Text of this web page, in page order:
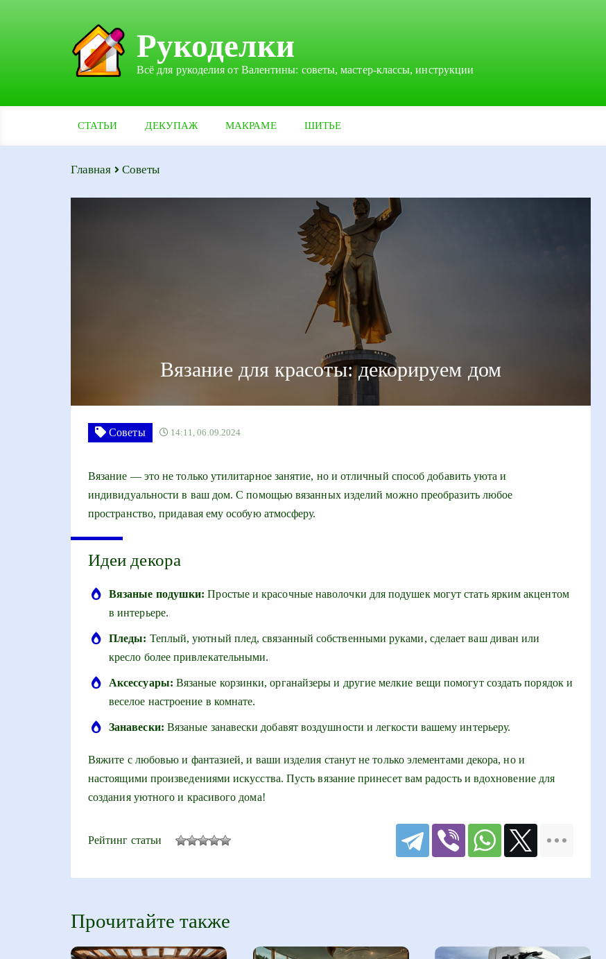
Рукоделки
Всё для рукоделия от Валентины: советы, мастер-классы, инструкции
СТАТЬИ ДЕКУПАЖ МАКРАМЕ ШИТЬЕ
Главная Советы
Вязание для красоты: декорируем дом
Советы 14:11, 06.09.2024
Вязание — это не только утилитарное занятие, но и отличный способ добавить уюта и
индивидуальности в ваш дом. С помощью вязанных изделий можно преобразить любое
пространство, придавая ему особую атмосферу.
Идеи декора
Вязаные подушки: Простые и красочные наволочки для подушек могут стать ярким акцентом
в интерьере.
Пледы: Теплый, уютный плед, связанный собственными руками, сделает ваш диван или
кресло более привлекательными.
Аксессуары: Вязаные корзинки, органайзеры и другие мелкие вещи помогут создать порядок и
веселое настроение в комнате.
Занавески: Вязаные занавески добавят воздушности и легкости вашему интерьеру.
Вяжите с любовью и фантазией, и ваши изделия станут не только элементами декора, но и
настоящими произведениями искусства. Пусть вязание принесет вам радость и вдохновение для
создания уютного и красивого дома!
Рейтинг статьи
Прочитайте также